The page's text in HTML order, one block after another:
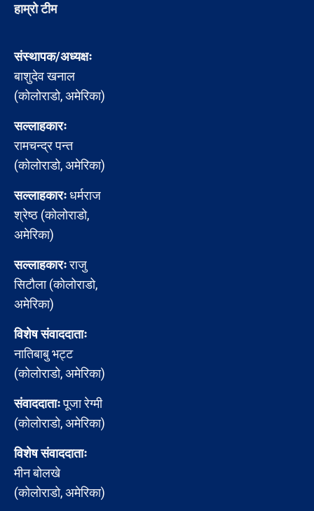
हाम्रो टीम
संस्थापक/अध्यक्षः
बाशुदेव खनाल
(कोलोराडो, अमेरिका)
सल्लाहकारः
रामचन्द्र पन्त
(कोलोराडो, अमेरिका)
सल्लाहकारःधर्मराज
श्रेष्ठ (कोलोराडो,
अमेरिका)
सल्लाहकारःराजु
सिटौला (कोलोराडो,
अमेरिका)
विशेष संवाददाताः
नातिबाबु भट्ट
(कोलोराडो, अमेरिका)
संवाददाताःपूजा रेग्मी
(कोलोराडो, अमेरिका)
विशेष संवाददाताः
मीन बोलखे
(कोलोराडो, अमेरिका)